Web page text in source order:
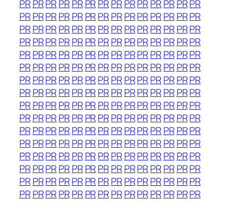
PRPRPRPRPR PRPRPRPRPRPRPR PRPR
PRPRPRPRPR PRPRPRPRPRPRPR PRPR
PRPRPRPRPR PRPRPRPRPRPRPR PRPR
PRPRPRPRPR PRPRPRPRPRPRPR PRPR
PRPRPRPRPR PRPRPRPRPRPRPR PRPR
PRPRPRPRPR PRPRPRPRPRPRPR PRPR
PRPRPRPRPR PRPRPRPRPRPRPR PRPR
PRPRPRPRPR PRPRPRPRPRPRPR PRPR
PRPRPRPRPR PRPRPRPRPRPRPR PRPR
PRPRPRPRPR PRPRPRPRPRPRPR PRPR
PRPRPRPRPR PRPRPRPRPRPRPR PRPR
PRPRPRPRPR PRPRPRPRPRPRPR PRPR
PRPRPRPRPR PRPRPRPRPRPRPR PRPR
PRPRPRPRPR PRPRPRPRPRPRPR PRPR
PRPRPRPRPR PRPRPRPRPRPRPR PRPR
PRPRPRPRPR PRPRPRPRPRPRPR PRPR